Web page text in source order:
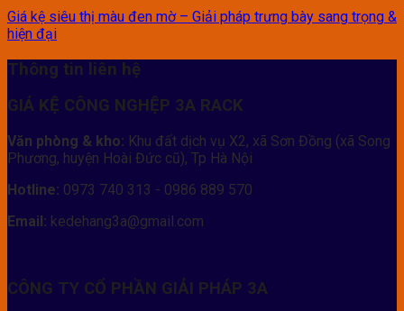
Giá kệ siêu thị màu đen mờ – Giải pháp trưng bày sang trọng &
hiện đại
Thông tin liên hệ
GIÁ KỆ CÔNG NGHỆP 3A RACK
Văn phòng & kho: Khu đất dịch vụ X2, xã Sơn Đồng (xã Song
Phương, huyện Hoài Đức cũ), Tp Hà Nội
Hotline: 0973 740 313 - 0986 889 570
Email: kedehang3a@gmail.com
CÔNG TY CỔ PHẦN GIẢI PHÁP 3A